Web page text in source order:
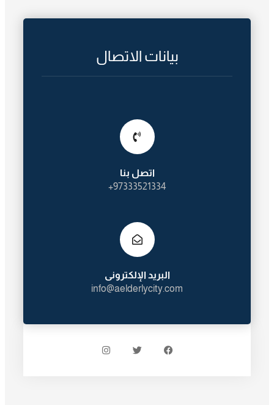
بيانات الاتصال
اتصل بنا
97333521334+
البريد الإلكترونى
info@aelderlycity.com